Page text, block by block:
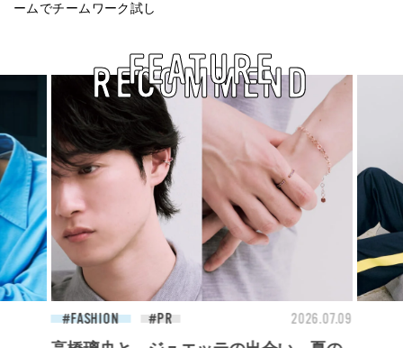
ームでチームワーク試し
RECOMMEND
FEATURE
FASHION 2026.07.09